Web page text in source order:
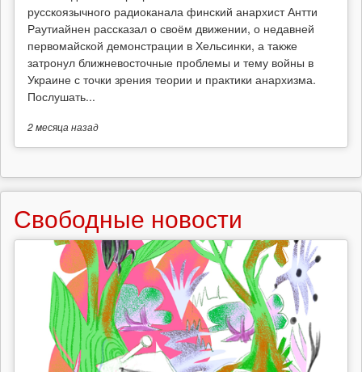
русскоязычного радиоканала финский анархист Антти
Раутиайнен рассказал о своём движении, о недавней
первомайской демонстрации в Хельсинки, а также
затронул ближневосточные проблемы и тему войны в
Украине с точки зрения теории и практики анархизма.
Послушать...
2 месяцаназад
Свободные новости